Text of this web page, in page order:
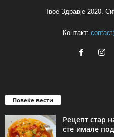
Твое Здравје 2020.
Контакт:
Повеќе вести
Рецепт стар
сте имале